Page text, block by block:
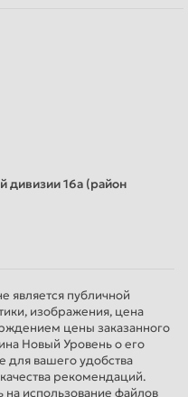
дивизии 16а (район
является публичной
изображения, цена
цены заказанного
Новый Уровень о его
вашего удобства
рекомендаций.
на использование файлов